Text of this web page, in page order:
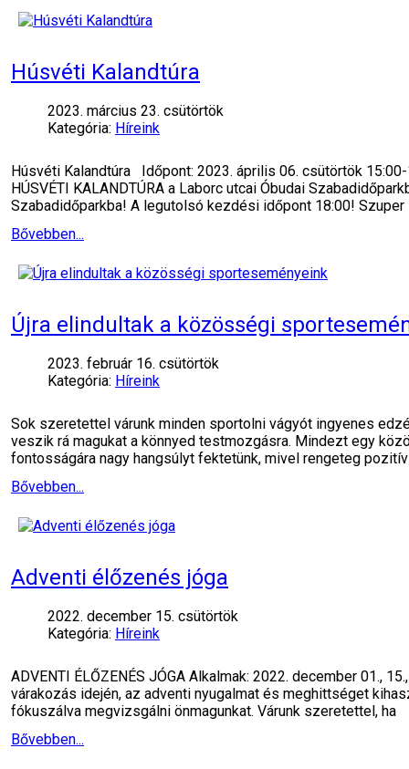
Húsvéti Kalandtúra
2023. március 23. csütörtök
Kategória: Híreink
Húsvéti Kalandtúra Időpont: 2023. április 06. csütörtök
HÚSVÉTI KALANDTÚRA a Laborc utcai Óbudai
Szabadidőparkba! A legutolsó kezdési időpont 18:00!
Bővebben...
Újra elindultak a közösségi
2023. február 16. csütörtök
Kategória: Híreink
Sok szeretettel várunk minden sportolni vágyót ingyenes
veszik rá magukat a könnyed testmozgásra. Mindezt egy
fontosságára nagy hangsúlyt fektetünk, mivel rengeteg
Bővebben...
Adventi élőzenés jóga
2022. december 15. csütörtök
Kategória: Híreink
ADVENTI ÉLŐZENÉS JÓGA Alkalmak: 2022. december 01.,
várakozás idején, az adventi nyugalmat és meghittséget
fókuszálva megvizsgálni önmagunkat. Várunk szeretettel, ha
Bővebben...